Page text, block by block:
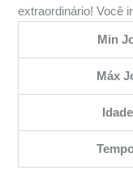
extraordinário! Você
Min
Máx